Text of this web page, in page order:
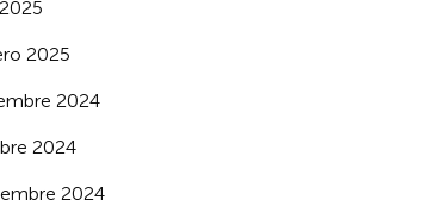
2025
2024
2024
2024